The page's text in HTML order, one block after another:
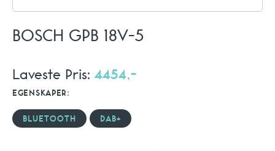
BOSCH GPB 18V-5
Laveste Pris:4454,-
EGENSKAPER:
BLUETOOTH DAB+